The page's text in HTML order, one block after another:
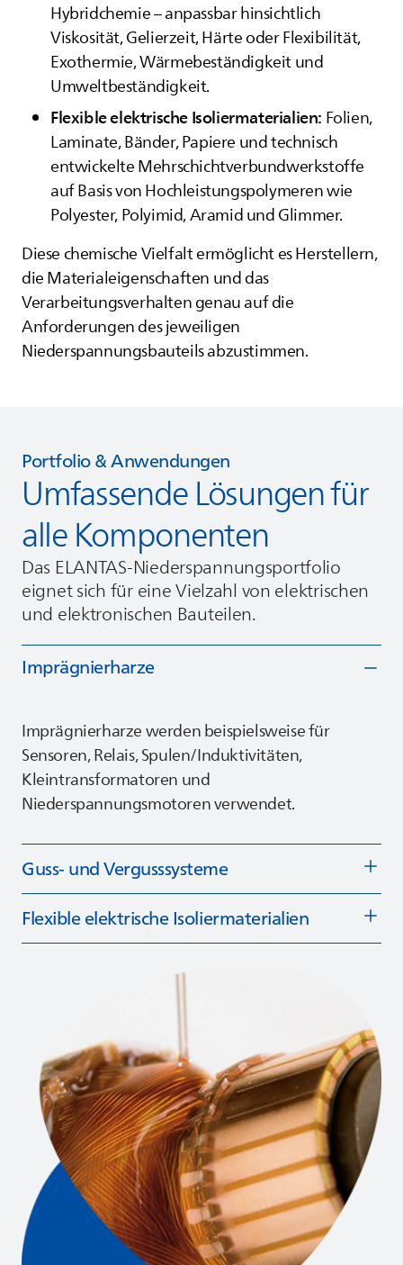
Hybridchemie – anpassbar hinsichtlich
Viskosität, Gelierzeit, Härte oder Flexibilität,
Exothermie, Wärmebeständigkeit und
Umweltbeständigkeit.
Flexible elektrische Isoliermaterialien: Folien,
Laminate, Bänder, Papiere und technisch
entwickelte Mehrschichtverbundwerkstoffe
auf Basis von Hochleistungspolymeren wie
Polyester, Polyimid, Aramid und Glimmer.
Diese chemische Vielfalt ermöglicht es Herstellern,
die Materialeigenschaften und das
Verarbeitungsverhalten genau auf die
Anforderungen des jeweiligen
Niederspannungsbauteils abzustimmen.
Portfolio & Anwendungen
Umfassende Lösungen für
alle Komponenten
Das ELANTAS-Niederspannungsportfolio
eignet sich für eine Vielzahl von elektrischen
und elektronischen Bauteilen.
Imprägnierharze
Imprägnierharze werden beispielsweise für
Sensoren, Relais, Spulen/Induktivitäten,
Kleintransformatoren und
Niederspannungsmotoren verwendet.
Guss- und Vergusssysteme
Flexible elektrische Isoliermaterialien